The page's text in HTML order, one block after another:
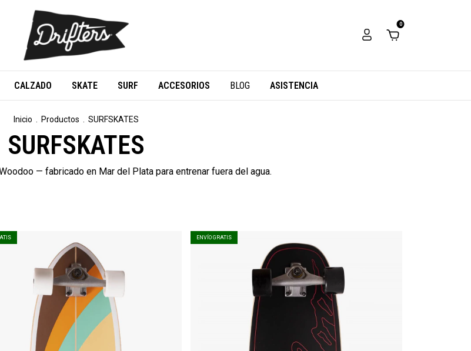
0
CALZADO SKATE SURF ACCESORIOS BLOG ASISTENCIA
Inicio Productos SURFSKATES
SURFSKATES
— fabricado en Mar del Plata para entrenar fuera del agua.
ENVÍO GRATIS